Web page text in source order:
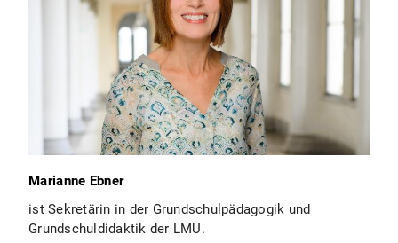
Marianne Ebner
ist Sekretärin in der Grundschulpädagogik und
Grundschuldidaktik der LMU.